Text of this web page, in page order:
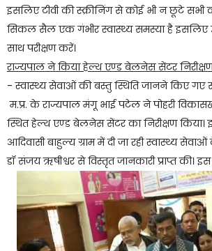
इसलिए टीवी की स्क्रीनिंग से कोई भी न छूटे सभी
सिकल सैल एक गंभीर स्वास्थ्य समस्या है इसलिए
साथ परीक्षण करें।
राज्यपाल ने किया हेल्थ एण्ड बेलनेस सेंटर
- स्वास्थ्य सेवाओं की बस्तु स्थिति जानने किए गए
म.प्र. के राज्यपाल मंगू भाई पटेल ने पोहरी
स्थित हेल्थ एण्ड बेलनेस सेंटर का निरीक्षण किया।
आदिवासी बाहुल्य ग्राम में दी जा रही स्वास्थ्य
डॉ संजय ऋषीश्वर से विस्तृत जानकारी प्राप्त की।